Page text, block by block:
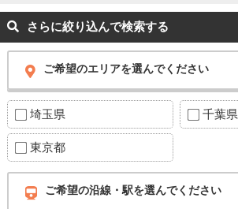
さらに絞り込んで検索する
ご希望のエリアを選んでください
埼玉県 千葉県
東京都
ご希望の沿線・駅を選んでください